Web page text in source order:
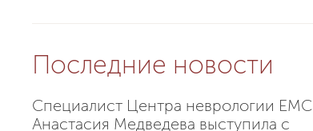
Последние новости
Специалист Центра неврологии EMC
Анастасия Медведева выступила с